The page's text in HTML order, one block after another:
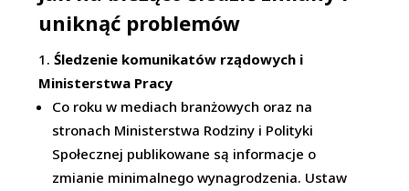
uniknąć problemów
Śledzenie komunikatów rządowych i
Ministerstwa Pracy
Co roku w mediach branżowych oraz na
stronach Ministerstwa Rodziny i Polityki
Społecznej publikowane są informacje o
zmianie minimalnego wynagrodzenia. Ustaw